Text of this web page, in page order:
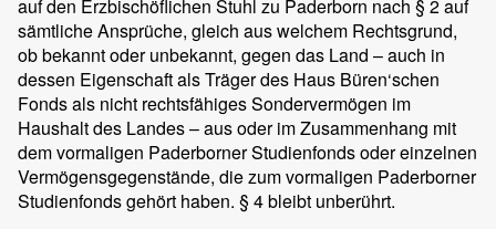
auf den Erzbischöflichen Stuhl zu Paderborn nach § 2 auf
sämtliche Ansprüche, gleich aus welchem Rechtsgrund,
ob bekannt oder unbekannt, gegen das Land – auch in
dessen Eigenschaft als Träger des Haus Büren‘schen
Fonds als nicht rechtsfähiges Sondervermögen im
Haushalt des Landes – aus oder im Zusammenhang mit
dem vormaligen Paderborner Studienfonds oder einzelnen
Vermögensgegenstände, die zum vormaligen Paderborner
Studienfonds gehört haben. § 4 bleibt unberührt.